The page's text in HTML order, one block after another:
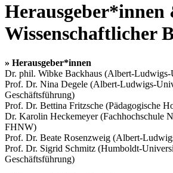
Herausgeber*innen
Wissenschaftlicher
» Herausgeber*innen
Dr. phil. Wibke Backhaus (Albert-
Prof. Dr. Nina Degele (Albert-Ludwigs-
Geschäftsführung)
Prof. Dr. Bettina Fritzsche (Pädagogische
Dr. Karolin Heckemeyer (Fachhochschule
FHNW)
Prof. Dr. Beate Rosenzweig (Albert-
Prof. Dr. Sigrid Schmitz (Humboldt-
Geschäftsführung)